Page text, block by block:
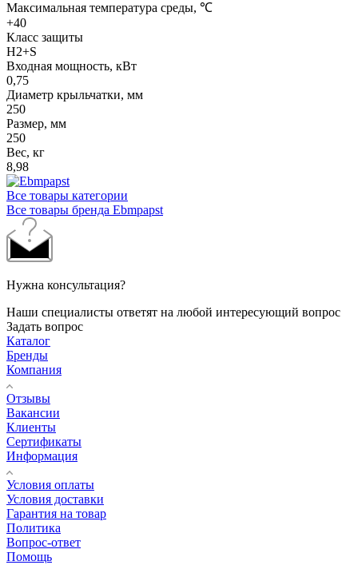
Максимальная температура среды, ℃
+40
Класс защиты
H2+S
Входная мощность, кВт
0,75
Диаметр крыльчатки, мм
250
Размер, мм
250
Вес, кг
8,98
Все товары категории
Все товары бренда Ebmpapst
Нужна консультация?
Наши специалисты ответят на любой интересующий вопрос
Задать вопрос
Каталог
Бренды
Компания
Отзывы
Вакансии
Клиенты
Сертификаты
Информация
Условия оплаты
Условия доставки
Гарантия на товар
Политика
Вопрос-ответ
Помощь